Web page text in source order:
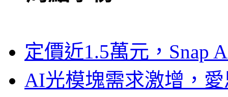
定價近1.5萬元，Snap
AI光模塊需求激增，